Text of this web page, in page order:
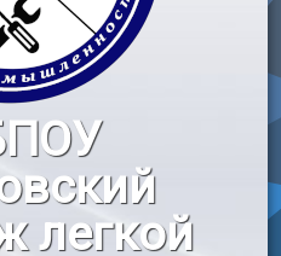
легкой